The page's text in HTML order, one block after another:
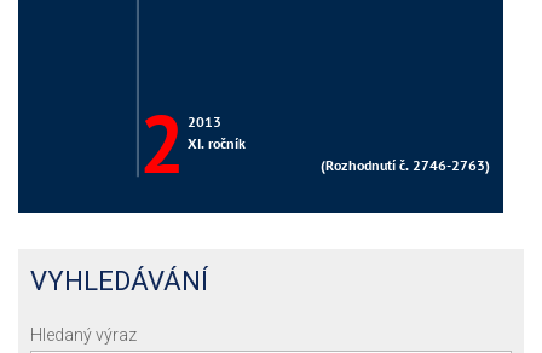
VYHLEDÁVÁNÍ
Hledaný výraz